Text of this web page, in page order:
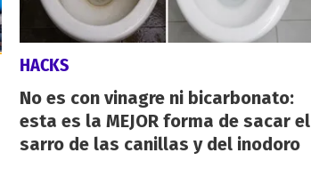
HACKS
No es con vinagre ni bicarbonato:
esta es la MEJOR forma de sacar el
sarro de las canillas y del inodoro